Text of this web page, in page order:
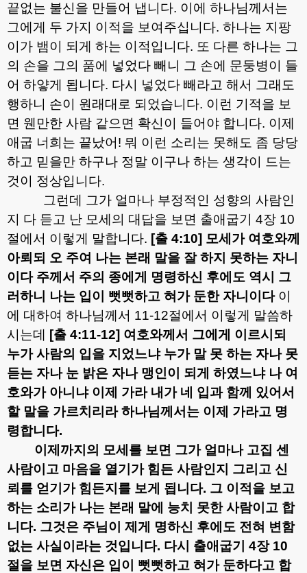
끝없는 불신을 만들어 냅니다. 이에 하나님께서는
그에게 두 가지 이적을 보여주십니다. 하나는 지팡
이가 뱀이 되게 하는 이적입니다. 또 다른 하나는 그
의 손을 그의 품에 넣었다 빼니 그 손에 문둥병이 들
어 하얗게 됩니다. 다시 넣었다 빼라고 해서 그래도
행하니 손이 원래대로 되었습니다. 이런 기적을 보
면 웬만한 사람 같으면 확신이 들어야 합니다. 이제
애굽 너희는 끝났어 ! 뭐 이런 소리는 못해도 좀 당당
하고 믿을만 하구나 정말 이구나 하는 생각이 드는
것이 정상입니다.
그런데 그가 얼마나 부정적인 성향의 사람인
지 다 듣고 난 모세의 대답을 보면 출애굽기 4장 10
절에서 이렇게 말합니다. [출 4:10] 모세가 여호와께
아뢰되 오 주여 나는 본래 말을 잘 하지 못하는 자니
이다 주께서 주의 종에게 명령하신 후에도 역시 그
러하니 나는 입이 뻣뻣하고 혀가 둔한 자니이다이
에 대하여 하나님께서 11-12절에서 이렇게 말씀하
시는데
[출 4:11-12] 여호와께서 그에게 이르시되
누가 사람의 입을 지었느냐 누가 말 못 하는 자나 못
듣는 자나 눈 밝은 자나 맹인이 되게 하였느냐 나 여
호와가 아니냐 이제 가라 내가 네 입과 함께 있어서
할 말을 가르치리라 하나님께서는 이제 가라고 명
령합니다.
이제까지의 모세를 보면 그가 얼마나 고집 센
사람이고 마음을 열기가 힘든 사람인지 그리고 신
뢰를 얻기가 힘든지를 보게 됩니다. 그 이적을 보고
하는 소리가 나는 본래 말에 능치 못한 사람이고 합
니다. 그것은 주님이 제게 명하신 후에도 전혀 변함
없는 사실이라는 것입니다. 다시 출애굽기 4장 10
절을 보면 자신은 입이 뻣뻣하고 혀가 둔하다고 합